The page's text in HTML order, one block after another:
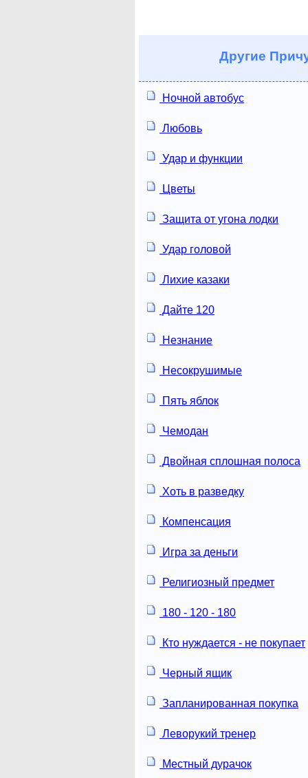
Другие
Ночной автобус
Любовь
Удар и функции
Цветы
Защита от угона лодки
Удар головой
Лихие казаки
Дайте 120
Незнание
Несокрушимые
Пять яблок
Чемодан
Двойная сплошная полоса
Хоть в разведку
Компенсация
Игра за деньги
Религиозный предмет
180 - 120 - 180
Кто нуждается - не покупает
Черный ящик
Запланированная покупка
Леворукий тренер
Местный дурачок